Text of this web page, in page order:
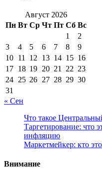
Август 2026
Пн Вт Ср Чт Пт Сб Вс
1
2
3
4 5 6 7 8
9
10 11 12 13 14 15 16
17 18 19 20 21 22 23
24 25 26 27 28 29 30
31
« Сен
Что такое
Таргетирование: что
инфляцию
Маркетмейкер: кто
Внимание